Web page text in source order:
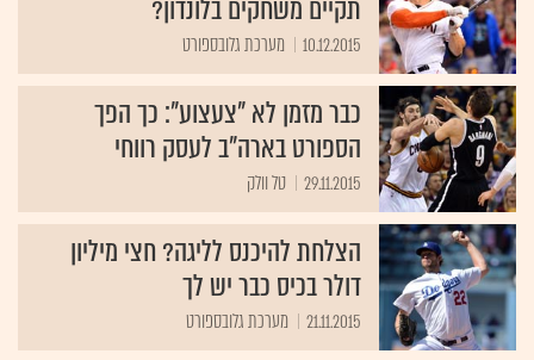
תקיים משחקים בלונדון?
10.12.2015 מערכת גלובספורט
כבר מזמן לא "צעצוע": כך הפך
הספורט בארה"ב לעסק רווחי
29.11.2015 טל וולק
הצלחת להיכנס לליגה? חצי מיליון
דולר בכיס כבר יש לך
21.11.2015 מערכת גלובספורט